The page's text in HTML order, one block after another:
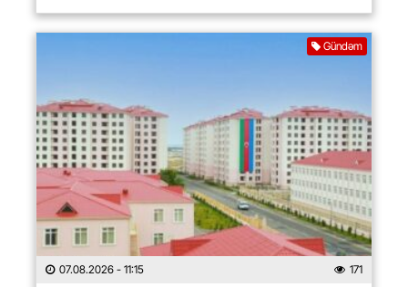
Gündəm
07.08.2026 - 11:15 171